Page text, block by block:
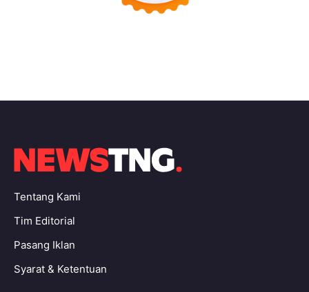
Tentang Kami
Tim Editorial
Pasang Iklan
Syarat & Ketentuan